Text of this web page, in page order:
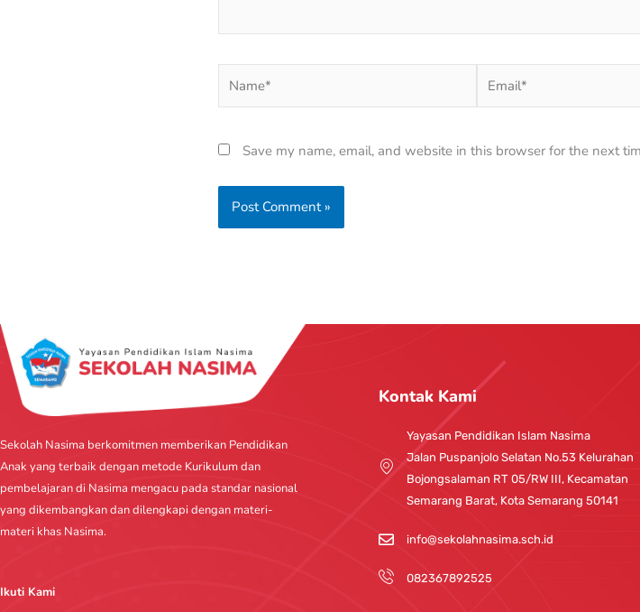
Save my name, email, and website in this browser for the next
Sekolah Nasima berkomitmen memberikan Pendidikan
Anak yang terbaik dengan metode Kurikulum dan
pembelajaran di Nasima mengacu pada standar nasional
yang dikembangkan dan dilengkapi dengan materi-
materi khas Nasima.
Ikuti Kami
Kontak Kami
Yayasan Pendidikan Islam Nasima
Jalan Puspanjolo Selatan No.53 Kelurahan
Bojongsalaman RT 05/RW III, Kecamatan
Semarang Barat, Kota Semarang 50141
info@sekolahnasima.sch.id
082367892525